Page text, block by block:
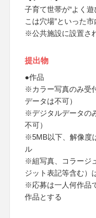
子育て世帯が“よく遊
こは穴場”といった
※公共施設に設置さ
提出物
●作品
※カラー写真のみ受
データは不可）
※デジタルデータの
不可）
※5MB以下、解像度
ル
※組写真、コラージ
ジット表記等含む）
※応募は一人何作品
作品とする